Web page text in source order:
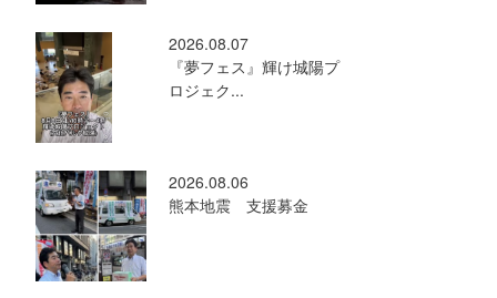
2026.08.07
『夢フェス』輝け城陽プ
ロジェク...
2026.08.06
熊本地震 支援募金